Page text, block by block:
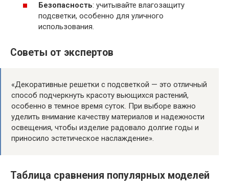
Безопасность: учитывайте влагозащиту
подсветки, особенно для уличного
использования.
Советы от экспертов
«Декоративные решетки с подсветкой — это отличный
способ подчеркнуть красоту вьющихся растений,
особенно в темное время суток. При выборе важно
уделить внимание качеству материалов и надежности
освещения, чтобы изделие радовало долгие годы и
приносило эстетическое наслаждение».
Таблица сравнения популярных моделей